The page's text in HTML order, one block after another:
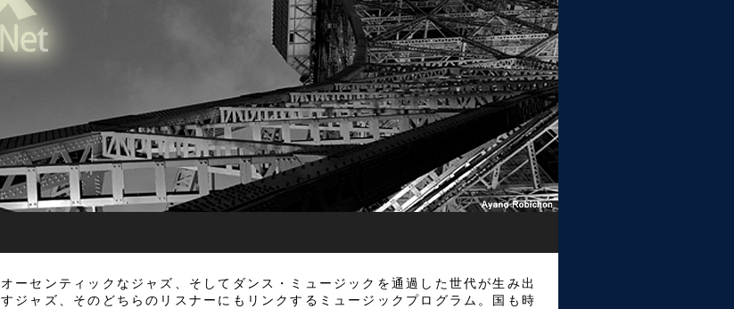
オーセンティックなジャズ、そしてダンス・ミュージックを通過した世代が生み出
すジャズ、そのどちらのリスナーにもリンクするミュージックプログラム。国も時